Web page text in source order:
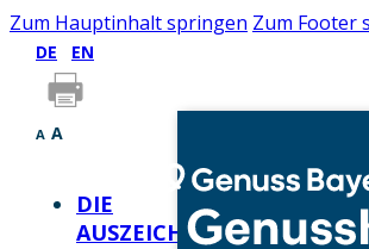
Zum Hauptinhalt springen Zum Footer
DE EN
A A
DIE
AUSZEICHNUNG